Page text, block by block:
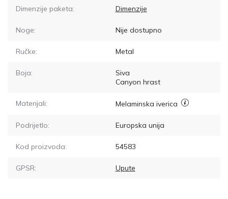
Dimenzije paketa: Dimenzije
Noge: Nije dostupno
Ručke: Metal
Boja:
Siva
Canyon hrast
Materijali: Melaminska iverica
Podrijetlo: Europska unija
Kod proizvoda: 54583
GPSR: Upute